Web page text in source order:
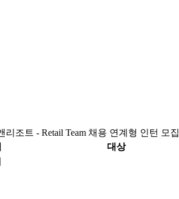
리조트 - Retail Team 채용 연계형 인턴 모집
대상